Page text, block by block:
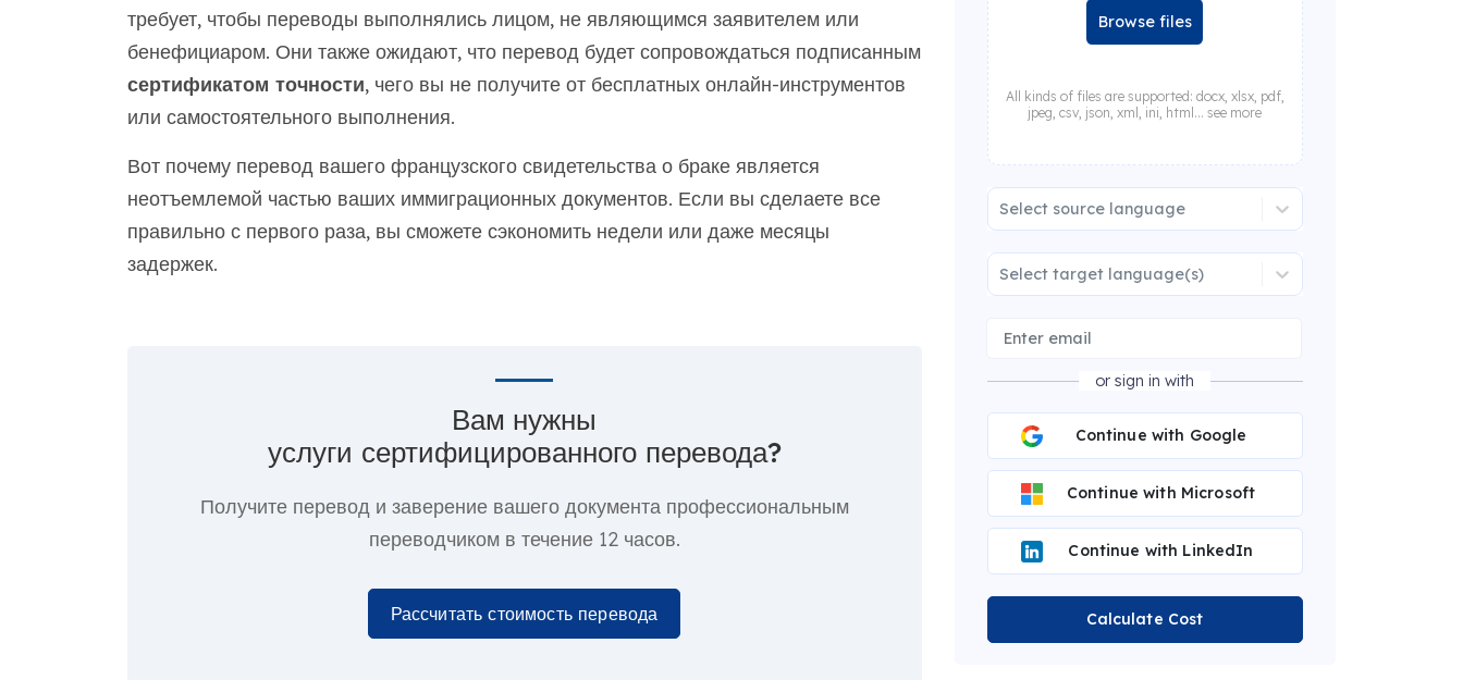
требует, чтобы переводы выполнялись лицом, не являющимся заявителем или
бенефициаром. Они также ожидают, что перевод будет сопровождаться подписанным
сертификатом точности, чего вы не получите от бесплатных онлайн-инструментов
или самостоятельного выполнения.
Вот почему перевод вашего французского свидетельства о браке является
неотъемлемой частью ваших иммиграционных документов. Если вы сделаете все
правильно с первого раза, вы сможете сэкономить недели или даже месяцы
задержек.
Вам нужны
услуги сертифицированного перевода?
Получите перевод и заверение вашего документа профессиональным
переводчиком в течение 12 часов.
Рассчитать стоимость перевода
Browse files
All kinds of files are supported: docx, xlsx, pdf,
jpeg, csv, json, xml, ini, html... see more
Select source language
Select target language(s)
or sign in with
Continue with Google
Continue with Microsoft
Continue with LinkedIn
Calculate Cost